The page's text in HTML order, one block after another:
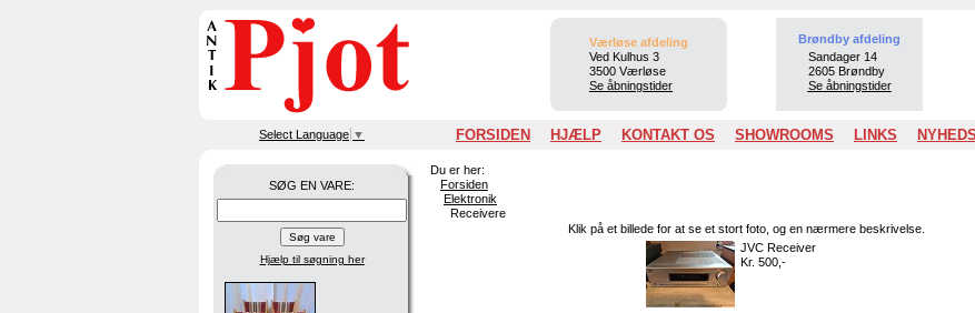
Værløse afdeling
Ved Kulhus 3
3500 Værløse
Se åbningstider
Brøndby afdeling
Sandager 14
2605 Brøndby
Se åbningstider
Select Language ▼ FORSIDEN HJÆLP KONTAKT OS SHOWROOMS LINKS
SØG EN VARE:
Hjælp til søgning her
Du er her:
Forsiden
Elektronik
Receivere
Klik på et billede for at se et stort foto, og en nærmere beskrivelse.
JVC Receiver
Kr. 500,-